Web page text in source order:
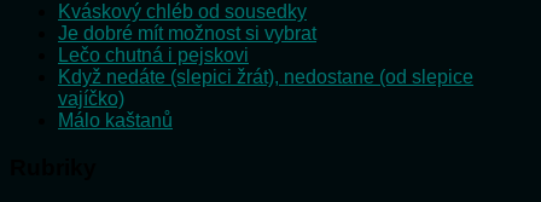
Kváskový chléb od sousedky
Je dobré mít možnost si vybrat
Lečo chutná i pejskovi
Když nedáte (slepici žrát), nedostane (od slepice
vajíčko)
Málo kaštanů